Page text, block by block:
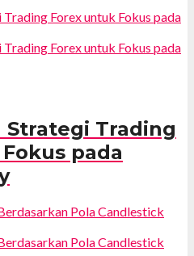
Strategi Trading
pada